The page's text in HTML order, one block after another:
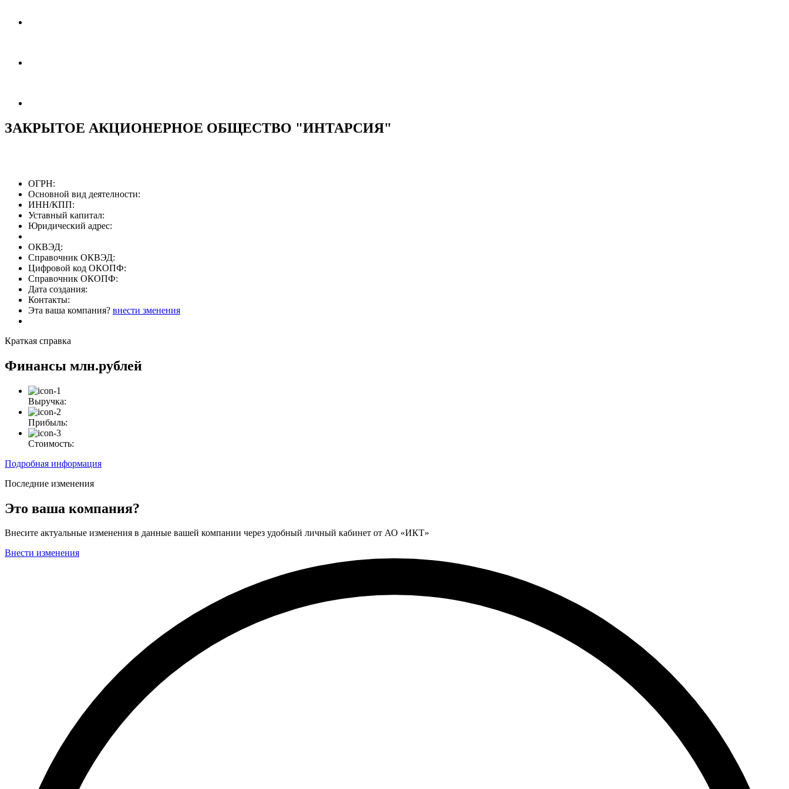
ЗАКРЫТОЕ АКЦИОНЕРНОЕ ОБЩЕСТВО "ИНТАРСИЯ"
ОГРН:
Основной вид деятелности:
ИНН/КПП:
Уставный капитал:
Юридический адрес:
ОКВЭД:
Справочник ОКВЭД:
Цифровой код ОКОПФ:
Справочник ОКОПФ:
Дата создания:
Контакты:
Эта ваша компания? внести зменения
Краткая справка
Финансы млн.рублей
Выручка:
Прибыль:
Стоимость:
Подробная информация
Последние изменения
Это ваша компания?
Внесите актуальные изменения в данные вашей компании через удобный личный кабинет от АО «ИКТ»
Внести изменения